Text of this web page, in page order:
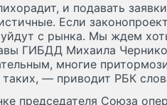
и подавать
Если
с рынка. Мы ждем
ГИБДД Михаила
многие
таких, — приводит РБК
председателя Союза